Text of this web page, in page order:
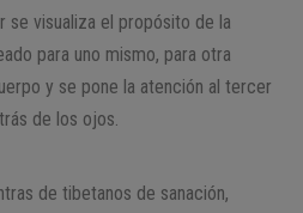
se visualiza el propósito de la
para uno mismo, para otra
y se pone la atención al tercer
de los ojos.
de tibetanos de sanación,